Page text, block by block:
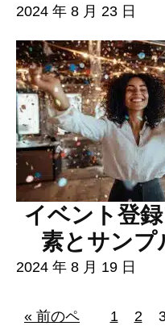
2024 年 8 月 23 日
イベント登
素とサンプ
2024 年 8 月 19 日
« 前のペ
1 2